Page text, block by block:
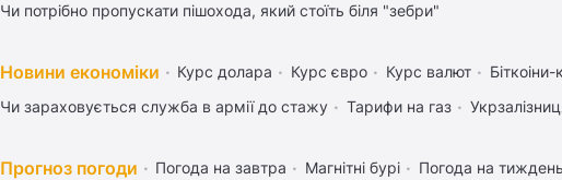
Чи потрібно пропускати пішохода, який стоїть біля "зебри"
Новини економіки Курс долара Курс євро Курс валют
Чи зараховується служба в армії до стажу
Тарифи на газ
Прогноз погоди Погода на завтра Магнітні бурі Погода на тиждень